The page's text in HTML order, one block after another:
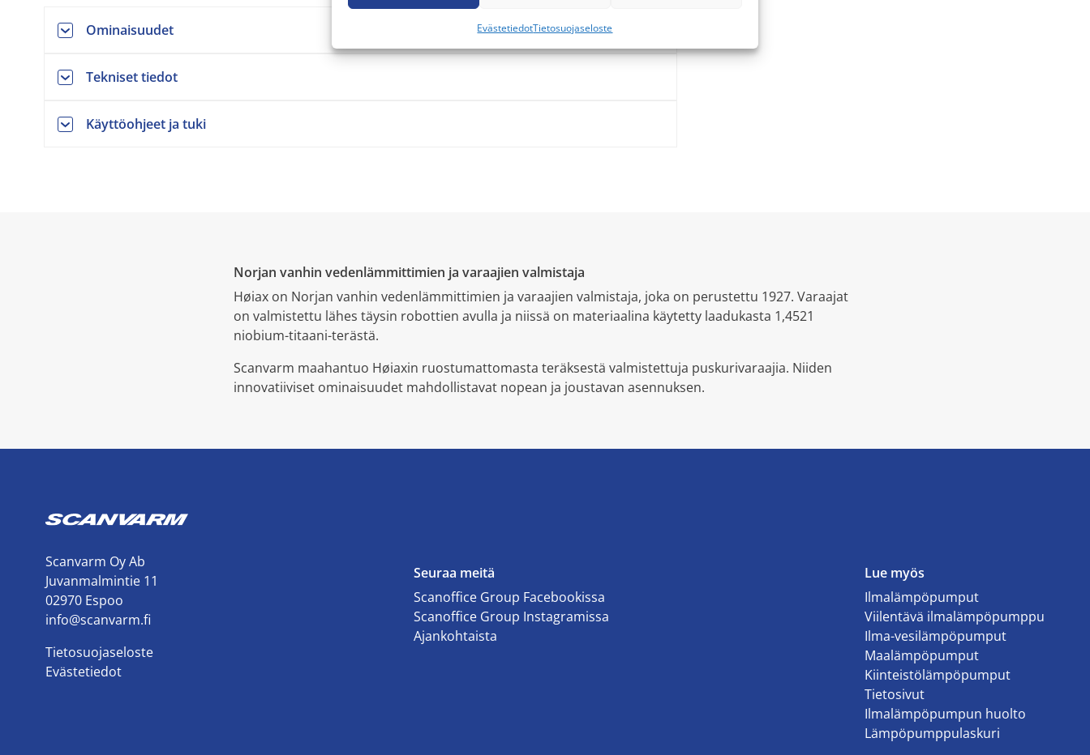
EvästetiedotTietosuojaseloste
Ominaisuudet
Tekniset tiedot
Käyttöohjeet ja tuki
Norjan vanhin vedenlämmittimien ja varaajien valmistaja
Høiax on Norjan vanhin vedenlämmittimien ja varaajien valmistaja, joka on perustettu 1927. Varaajat
on valmistettu lähes täysin robottien avulla ja niissä on materiaalina käytetty laadukasta 1,4521
niobium-titaani-terästä.
Scanvarm maahantuo Høiaxin ruostumattomasta teräksestä valmistettuja puskurivaraajia. Niiden
innovatiiviset ominaisuudet mahdollistavat nopean ja joustavan asennuksen.
Scanvarm Oy Ab
Juvanmalmintie 11
02970 Espoo
info@scanvarm.fi
Tietosuojaseloste
Evästetiedot
Seuraa meitä
Scanoffice Group Facebookissa
Scanoffice Group Instagramissa
Ajankohtaista
Lue myös
Ilmalämpöpumput
Viilentävä ilmalämpöpumppu
Ilma-vesilämpöpumput
Maalämpöpumput
Kiinteistölämpöpumput
Tietosivut
Ilmalämpöpumpun huolto
Lämpöpumppulaskuri